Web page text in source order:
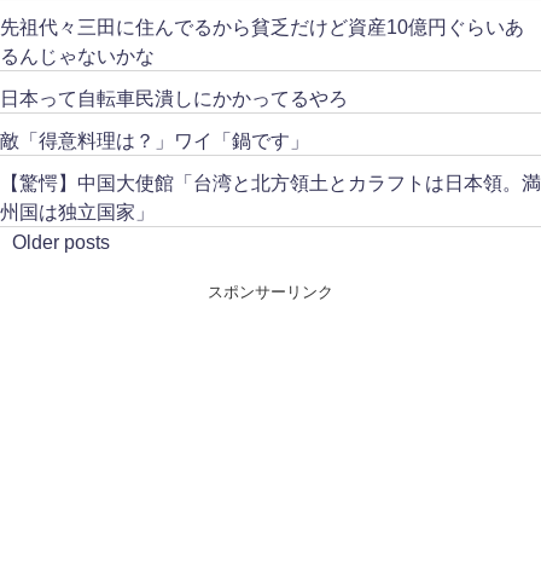
先祖代々三田に住んでるから貧乏だけど資産10億円ぐらいあ
るんじゃないかな
日本って自転車民潰しにかかってるやろ
敵「得意料理は？」ワイ「鍋です」
【驚愕】中国大使館「台湾と北方領土とカラフトは日本領。満
州国は独立国家」
Older posts
スポンサーリンク